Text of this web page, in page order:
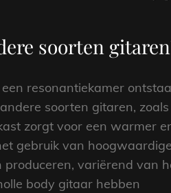
soorten
resonantiekamer
soorten gitaren, zoals
zorgt voor een warmer
gebruik van hoogwaardige
variërend van
body gitaar hebben